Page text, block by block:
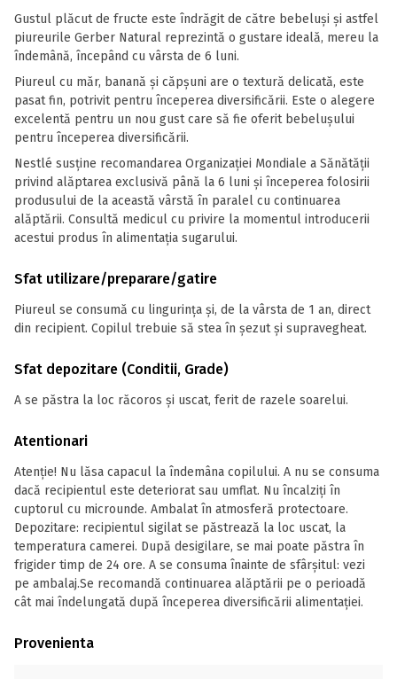
Gustul plăcut de fructe este îndrăgit de către bebeluși și astfel
piureurile Gerber Natural reprezintă o gustare ideală, mereu la
îndemână, începând cu vârsta de 6 luni.
Piureul cu măr, banană și căpșuni are o textură delicată, este
pasat fin, potrivit pentru începerea diversificării. Este o alegere
excelentă pentru un nou gust care să fie oferit bebelușului
pentru începerea diversificării.
Nestlé susține recomandarea Organizației Mondiale a Sănătății
privind alăptarea exclusivă până la 6 luni și începerea folosirii
produsului de la această vârstă în paralel cu continuarea
alăptării. Consultă medicul cu privire la momentul introducerii
acestui produs în alimentația sugarului.
Sfat utilizare/preparare/gatire
Piureul se consumă cu lingurința și, de la vârsta de 1 an, direct
din recipient. Copilul trebuie să stea în șezut și supravegheat.
Sfat depozitare (Conditii, Grade)
A se păstra la loc răcoros și uscat, ferit de razele soarelui.
Atentionari
Atenție! Nu lăsa capacul la îndemâna copilului. A nu se consuma
dacă recipientul este deteriorat sau umflat. Nu încalziți în
cuptorul cu microunde. Ambalat în atmosferă protectoare.
Depozitare: recipientul sigilat se păstrează la loc uscat, la
temperatura camerei. După desigilare, se mai poate păstra în
frigider timp de 24 ore. A se consuma înainte de sfârșitul: vezi
pe ambalaj.Se recomandă continuarea alăptării pe o perioadă
cât mai îndelungată după începerea diversificării alimentației.
Provenienta